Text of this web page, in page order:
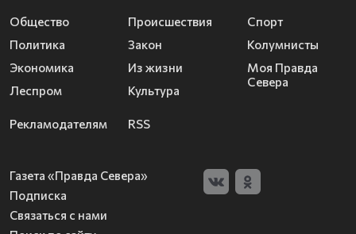
Общество
Политика
Экономика
Леспром
Происшествия
Закон
Из жизни
Культура
Спорт
Колумнисты
Моя Правда
Севера
Рекламодателям RSS
Газета «Правда Севера»
Подписка
Связаться с нами